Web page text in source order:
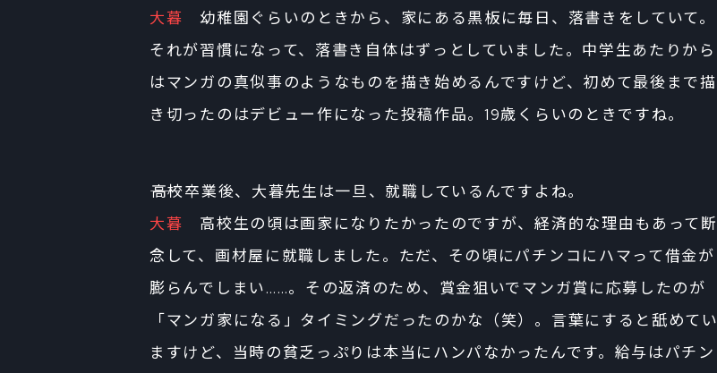
大暮 幼稚園ぐらいのときから、家にある黒板に毎日、落書きをしていて。
それが習慣になって、落書き自体はずっとしていました。中学生あたりから
はマンガの真似事のようなものを描き始めるんですけど、初めて最後まで描
き切ったのはデビュー作になった投稿作品。19歳くらいのときですね。
――高校卒業後、大暮先生は一旦、就職しているんですよね。
大暮 高校生の頃は画家になりたかったのですが、経済的な理由もあって断
念して、画材屋に就職しました。ただ、その頃にパチンコにハマって借金が
膨らんでしまい……。その返済のため、賞金狙いでマンガ賞に応募したのが
「マンガ家になる」タイミングだったのかな（笑）。言葉にすると舐めてい
ますけど、当時の貧乏っぷりは本当にハンパなかったんです。給与はパチン